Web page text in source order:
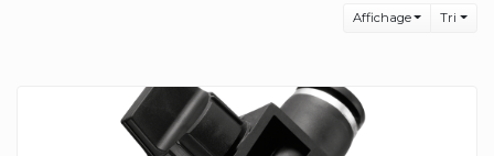
Affichage Tri